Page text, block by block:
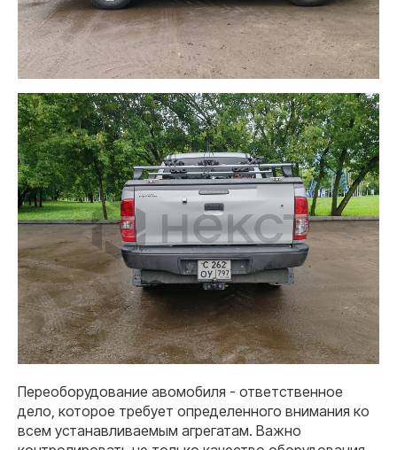
Переоборудование авомобиля - ответственное
дело, которое требует определенного внимания ко
всем устанавливаемым агрегатам. Важно